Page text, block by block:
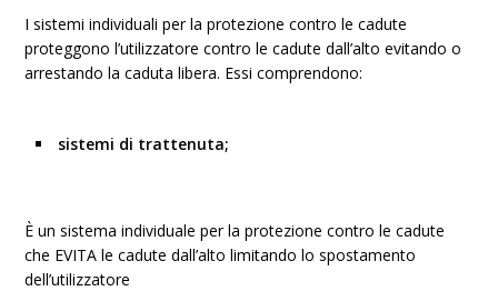
I sistemi individuali per la protezione contro le cadute
proteggono l’utilizzatore contro le cadute dall’alto evitando o
arrestando la caduta libera. Essi comprendono:
sistemi di trattenuta;
È un sistema individuale per la protezione contro le cadute
che EVITA le cadute dall’alto limitando lo spostamento
dell’utilizzatore